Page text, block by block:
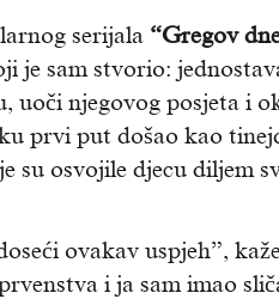
serijala “Gregov
je sam stvorio:
uoči njegovog posjeta i
prvi put došao kao
su osvojile djecu diljem
ovakav uspjeh”,
i ja sam imao